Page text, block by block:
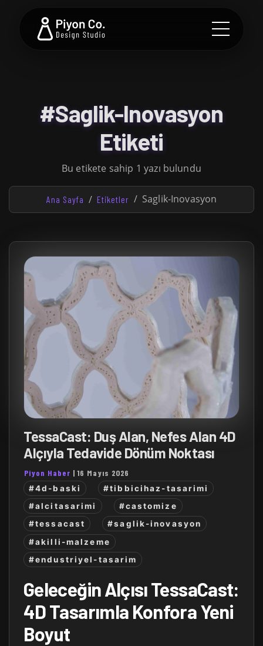
#Saglik-Inovasyon
Etiketi
Bu etikete sahip 1 yazı bulundu
Ana Sayfa Etiketler Saglik-Inovasyon
TessaCast: Duş Alan, Nefes Alan 4D
Alçıyla Tedavide Dönüm Noktası
Piyon Haber |16 Mayıs 2026
#4d-baski
#tibbicihaz-tasarimi
#alcitasarimi
#castomize
#tessacast
#saglik-inovasyon
#akilli-malzeme
#endustriyel-tasarim
Geleceğin Alçısı TessaCast:
4D Tasarımla Konfora Yeni
Boyut